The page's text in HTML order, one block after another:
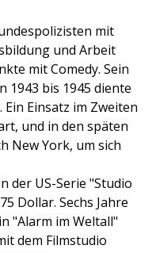
mit
und Arbeit
mit Comedy. Sein
1943 bis 1945 diente
Einsatz im Zweiten
und in den späten
New York, um sich
der US-Serie "Studio
Dollar. Sechs Jahre
"Alarm im Weltall"
dem Filmstudio